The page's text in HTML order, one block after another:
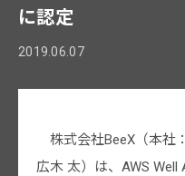
に認定
2019.06.07
株式会社BeeX（本社
広木 太）は、AWS